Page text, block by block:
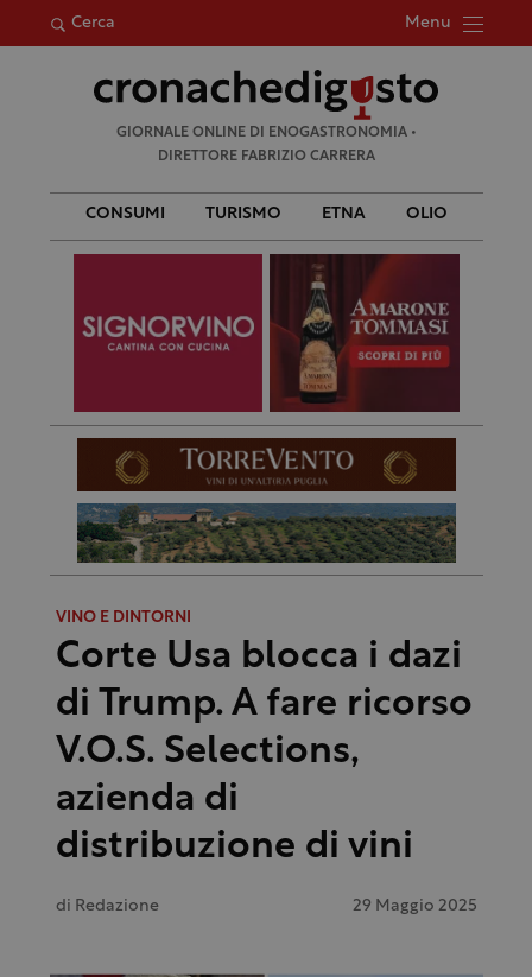
Cerca Menu
per:
GIORNALE ONLINE DI ENOGASTRONOMIA •
DIRETTORE FABRIZIO CARRERA
CONSUMI TURISMO ETNA OLIO
VINO E DINTORNI
Corte Usa blocca i dazi
di Trump. A fare ricorso
V.O.S. Selections,
azienda di
distribuzione di vini
di Redazione 29 Maggio 2025